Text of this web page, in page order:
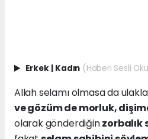
Erkek | Kadın (Haberi Sesli
Allah selamı olmasa da
ve gözüm de morluk,
olarak gönderdiğinzorbalık